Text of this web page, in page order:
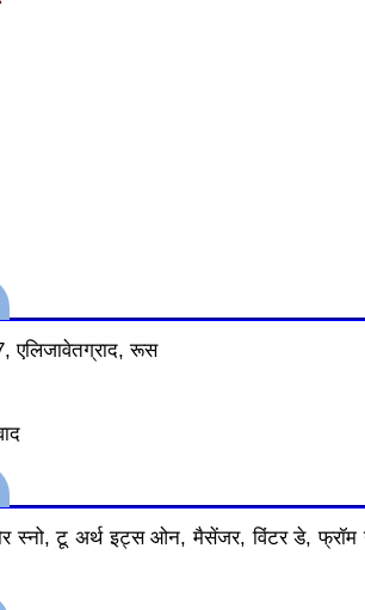
रूस
स्नो, टू अर्थ इट्स ओन, मैसेंजर, विंटर डे,